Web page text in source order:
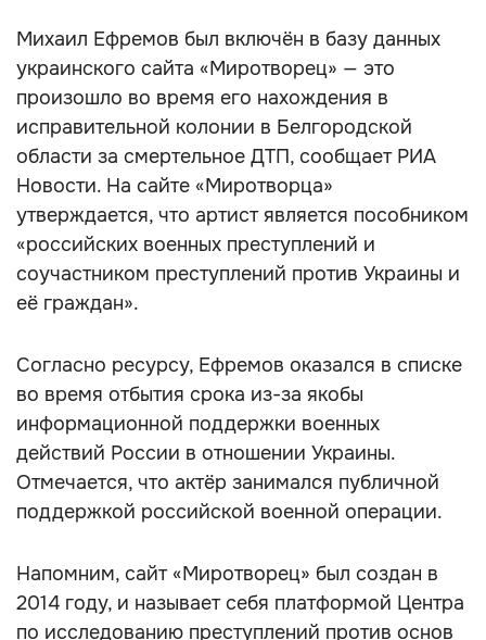
Михаил Ефремов был включён в базу данных
украинского сайта «Миротворец» — это
произошло во время его нахождения в
исправительной колонии в Белгородской
области за смертельное ДТП, сообщает РИА
Новости. На сайте «Миротворца»
утверждается, что артист является пособником
«российских военных преступлений и
соучастником преступлений против Украины и
её граждан».
Согласно ресурсу, Ефремов оказался в списке
во время отбытия срока из-за якобы
информационной поддержки военных
действий России в отношении Украины.
Отмечается, что актёр занимался публичной
поддержкой российской военной операции.
Напомним, сайт «Миротворец» был создан в
2014 году, и называет себя платформой Центра
по исследованию преступлений против основ